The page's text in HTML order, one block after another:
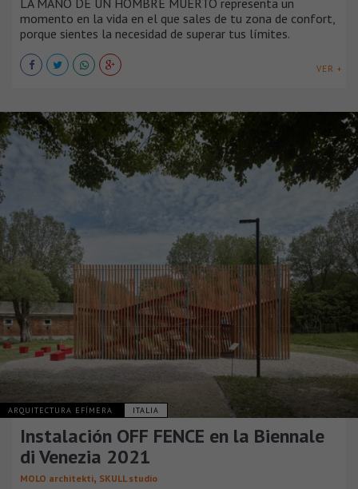
momento en la vida en el que sales de tu zona de confort,
porque sientes la necesidad de superar tus límites.
VER +
ARQUITECTURA EFÍMERA ITALIA
Instalación OFF FENCE en la Biennale
di Venezia 2021
MOLO architekti, SKULL studio